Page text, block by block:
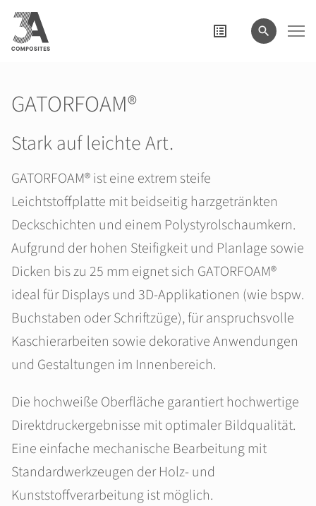
eingeben
GATORFOAM®
Stark auf leichte Art.
GATORFOAM® ist eine extrem steife
Leichtstoffplatte mit beidseitig harzgetränkten
Deckschichten und einem Polystyrolschaumkern.
Aufgrund der hohen Steifigkeit und Planlage sowie
Dicken bis zu 25 mm eignet sich GATORFOAM®
ideal für Displays und 3D‑Applikationen (wie bspw.
Buchstaben oder Schriftzüge), für anspruchsvolle
Kaschierarbeiten sowie dekorative Anwendungen
und Gestaltungen im Innenbereich.
Die hochweiße Oberfläche garantiert hochwertige
Direktdruckergebnisse mit optimaler Bildqualität.
Eine einfache mechanische Bearbeitung mit
Standardwerkzeugen der Holz- und
Kunststoffverarbeitung ist möglich.